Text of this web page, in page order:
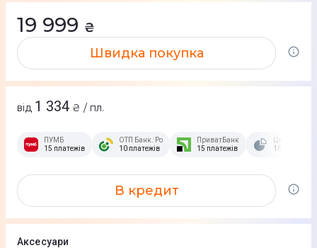
19 999 ₴
Швидка покупка
від 1 334 ₴ / пл.
ПУМБ
15 платежів
ОТП Банк. Розстрочка Скибочка.
10 платежів
ПриватБанк
15 платежів
15 платежів
В кредит
Аксесуари